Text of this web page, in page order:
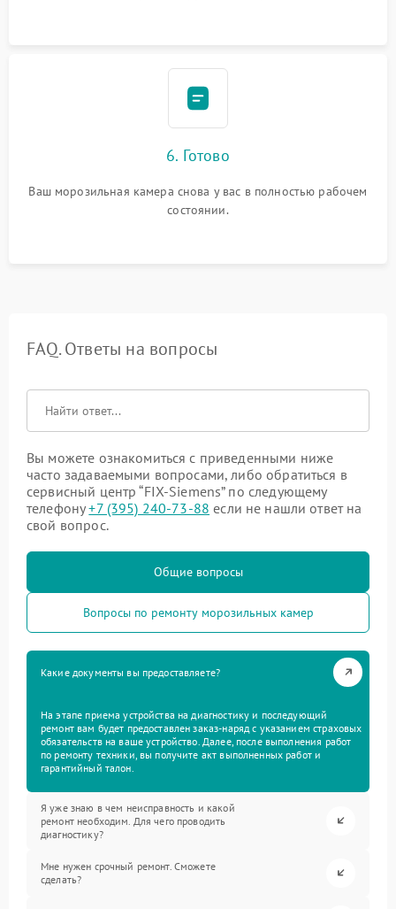
6. Готово
Ваш морозильная камера снова у вас в полностью рабочем
состоянии.
FAQ. Ответы на вопросы
Вы можете ознакомиться с приведенными ниже
часто задаваемыми вопросами, либо обратиться в
сервисный центр “FIX-Siemens” по следующему
телефону+7 (395) 240-73-88 если не нашли ответ на
свой вопрос.
Общие вопросы
Вопросы по ремонту морозильных камер
Какие документы вы предоставляете?
На этапе приема устройства на диагностику и последующий
ремонт вам будет предоставлен заказ-наряд с указанием страховых
обязательств на ваше устройство. Далее, после выполнения работ
по ремонту техники, вы получите акт выполненных работ и
гарантийный талон.
Я уже знаю в чем неисправность и какой
ремонт необходим. Для чего проводить
диагностику?
Мне нужен срочный ремонт. Сможете
сделать?